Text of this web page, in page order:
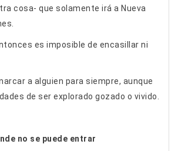
cosa- que solamente irá a Nueva
es imposible de encasillar ni
a alguien para siempre, aunque
de ser explorado gozado o vivido.
no se puede entrar